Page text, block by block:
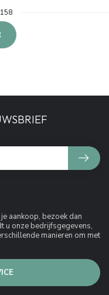
aankoop, bezoek dan
u onze bedrijfsgegevens,
manieren om met